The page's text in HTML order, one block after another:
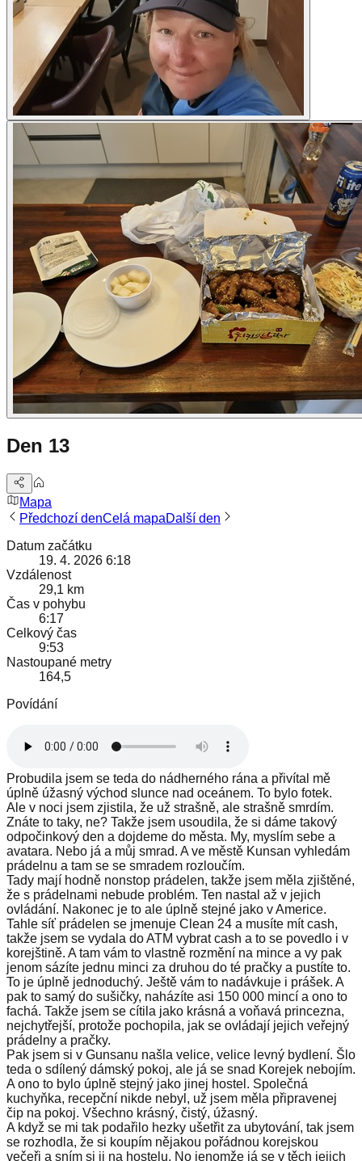
Den 13
Mapa
Předchozí denCelá mapaDalší den
Datum začátku
19. 4. 2026 6:18
Vzdálenost
29,1 km
Čas v pohybu
6:17
Celkový čas
9:53
Nastoupané metry
164,5
Povídání
Probudila jsem se teda do nádherného rána a přivítal mě
úplně úžasný východ slunce nad oceánem. To bylo fotek.
Ale v noci jsem zjistila, že už strašně, ale strašně smrdím.
Znáte to taky, ne? Takže jsem usoudila, že si dáme takový
odpočinkový den a dojdeme do města. My, myslím sebe a
avatara. Nebo já a můj smrad. A ve městě Kunsan vyhledám
prádelnu a tam se se smradem rozloučím.
Tady mají hodně nonstop prádelen, takže jsem měla zjištěné,
že s prádelnami nebude problém. Ten nastal až v jejich
ovládání. Nakonec je to ale úplně stejné jako v Americe.
Tahle síť prádelen se jmenuje Clean 24 a musíte mít cash,
takže jsem se vydala do ATM vybrat cash a to se povedlo i v
korejštině. A tam vám to vlastně rozmění na mince a vy pak
jenom sázíte jednu minci za druhou do té pračky a pustíte to.
To je úplně jednoduchý. Ještě vám to nadávkuje i prášek. A
pak to samý do sušičky, naházíte asi 150 000 mincí a ono to
fachá. Takže jsem se cítila jako krásná a voňavá princezna,
nejchytřejší, protože pochopila, jak se ovládají jejich veřejný
prádelny a pračky.
Pak jsem si v Gunsanu našla velice, velice levný bydlení. Šlo
teda o sdílený dámský pokoj, ale já se snad Korejek nebojím.
A ono to bylo úplně stejný jako jinej hostel. Společná
kuchyňka, recepční nikde nebyl, už jsem měla připravenej
čip na pokoj. Všechno krásný, čistý, úžasný.
A když se mi tak podařilo hezky ušetřit za ubytování, tak jsem
se rozhodla, že si koupím nějakou pořádnou korejskou
večeři a sním si ji na hostelu. No jenomže já se v těch jejich